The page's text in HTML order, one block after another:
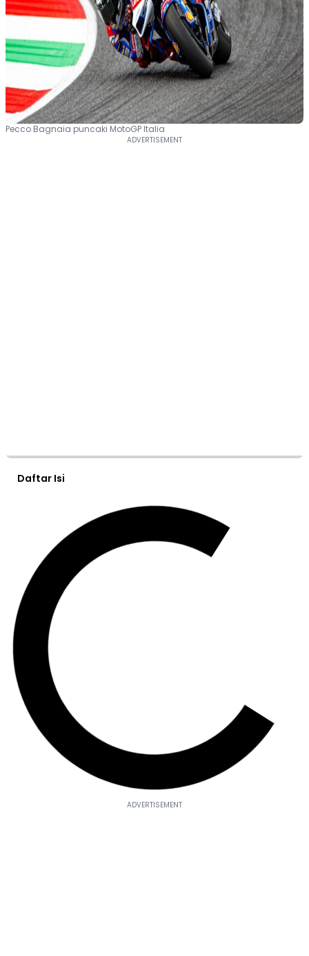
Pecco Bagnaia puncaki MotoGP Italia
Daftar Isi